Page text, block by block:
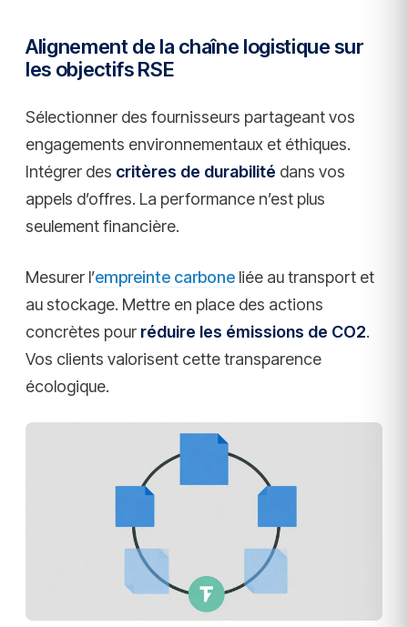
Alignement de la chaîne logistique sur
les objectifs RSE
Sélectionner des fournisseurs partageant vos
engagements environnementaux et éthiques.
Intégrer des critères de durabilité dans vos
appels d’offres. La performance n’est plus
seulement financière.
Mesurer l’empreinte carbone liée au transport et
au stockage. Mettre en place des actions
concrètes pour réduire les émissions de CO2.
Vos clients valorisent cette transparence
écologique.